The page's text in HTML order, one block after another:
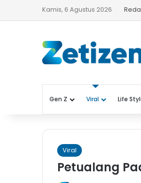
Kamis, 6 Agustus 2026
Gen Z Viral Life
Viral
Petualang